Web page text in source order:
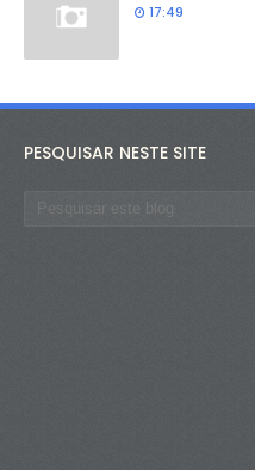
17:49
PESQUISAR NESTE SITE